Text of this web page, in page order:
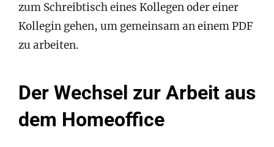
zum Schreibtisch eines Kollegen oder einer
Kollegin gehen, um gemeinsam an einem PDF
zu arbeiten.
Der Wechsel zur Arbeit aus
dem Homeoffice